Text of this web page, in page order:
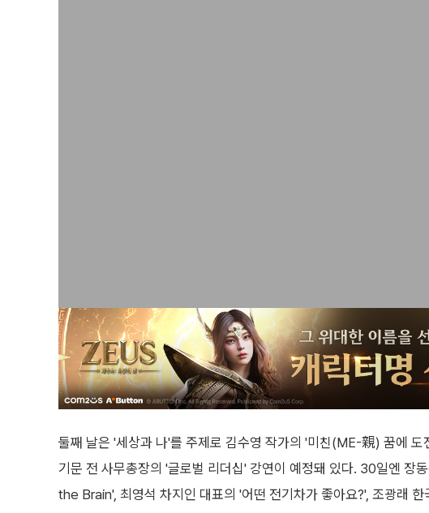
둘째 날은 '세상과 나'를 주제로 김수영 작가의 '미친(ME-親) 꿈에
기문 전 사무총장의 '글로벌 리더십' 강연이 예정돼 있다. 30일엔
the Brain', 최영석 차지인 대표의 '어떤 전기차가 좋아요?', 조광래